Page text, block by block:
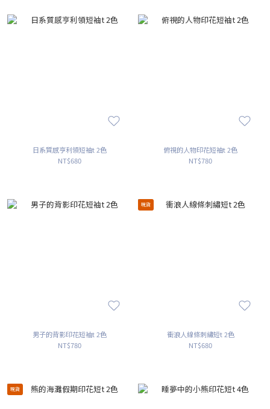
日系質感亨利領短袖t 2色
NT$680
俯視的人物印花短袖t 2色
NT$780
男子的背影印花短袖t 2色
NT$780
現貨
衝浪人線條刺繡短t 2色
NT$680
現貨